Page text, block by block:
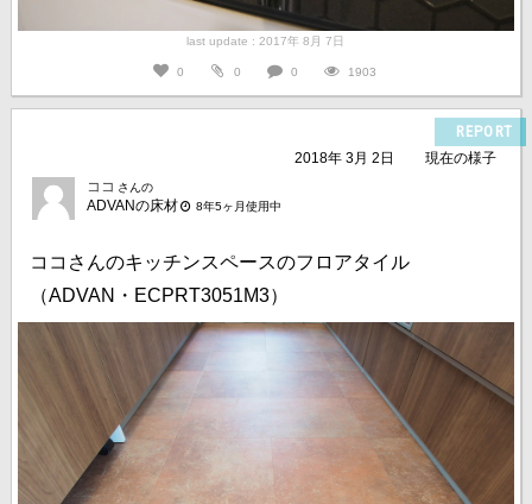
last update : 2017年 8月 7日
0 0 0 1903
REPORT
2018年 3月 2日
現在の様子
ココ さんの
ADVANの床材 8年5ヶ月使用中
ココさんのキッチンスペースのフロアタイル
（ADVAN・ECPRT3051M3）